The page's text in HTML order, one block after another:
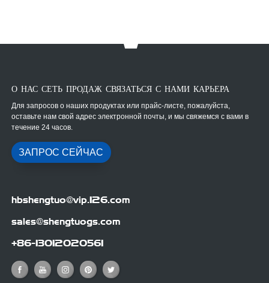
О НАС СЕТЬ ПРОДАЖ СВЯЗАТЬСЯ С НАМИ КАРЬЕРА
Для запросов о наших продуктах или прайс-листе, пожалуйста,
оставьте нам свой адрес электронной почты, и мы свяжемся с вами в
течение 24 часов.
ЗАПРОС СЕЙЧАС
hbshengtuo@vip.126.com
sales@shengtuogs.com
+86-13012020561